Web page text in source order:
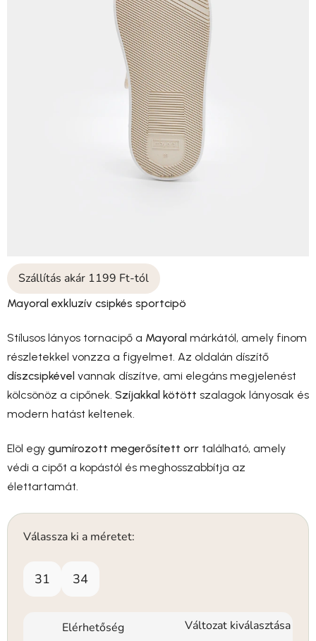
Szállítás akár 1199 Ft-tól
Mayoral exkluzív csipkés sportcipö
Stílusos lányos tornacipő a Mayoral márkától, amely finom
részletekkel vonzza a figyelmet. Az oldalán díszítő
díszcsipkével vannak díszítve, ami elegáns megjelenést
kölcsönöz a cipőnek. Szíjakkal kötött szalagok lányosak és
modern hatást keltenek.
Elöl egy gumírozott megerősített orr található, amely
védi a cipőt a kopástól és meghosszabbítja az
élettartamát.
Válassza ki a méretet:
31 34
Elérhetőség Változat kiválasztása